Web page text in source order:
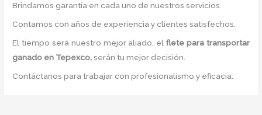
Brindamos garantía en cada uno de nuestros servicios.
Contamos con años de experiencia y clientes satisfechos.
El tiempo será nuestro mejor aliado, elflete para transportar
ganado en Tepexco,serán tu mejor decisión.
Contáctanos para trabajar con profesionalismo y eficacia.